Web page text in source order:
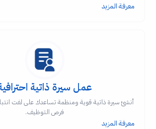
معرفة المزيد
عمل سيرة ذاتية
أنشئ سيرة ذاتية قوية ومنظمة تساعدك على لفت
فرص التوظيف.
معرفة المزيد